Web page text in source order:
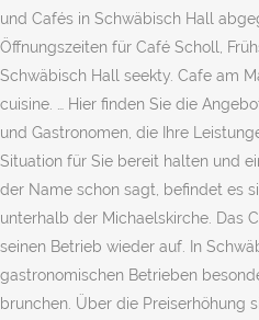
und Cafés in Schwäbisch Hall
Öffnungszeiten für Café Scholl,
Schwäbisch Hall seekty. Cafe am
cuisine. … Hier finden Sie die
und Gastronomen, die Ihre
Situation für Sie bereit halten und
der Name schon sagt, befindet es
unterhalb der Michaelskirche. Das
seinen Betrieb wieder auf. In
gastronomischen Betrieben
brunchen. Über die Preiserhöhung